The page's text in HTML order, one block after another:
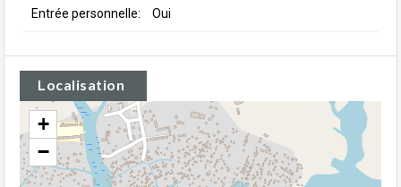
Entrée personnelle: Oui
Localisation
+
−